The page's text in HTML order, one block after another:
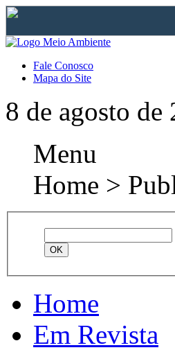
Fale Conosco
Mapa do Site
8 de agosto de
Menu
Home >
Home
Em Revista